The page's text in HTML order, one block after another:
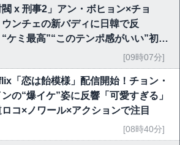
閥 x 刑事2」アン・ボヒョン×チョ
ウンチェの新バディに日韓で反
ケミ最高”“このテンポ感がいい”初回
[09時07分]
「恋は飴模様」配信開始！チョン・
の“爆イケ”姿に反響「可愛すぎる」
ロコ×ノワール×アクションで注目
[08時40分]